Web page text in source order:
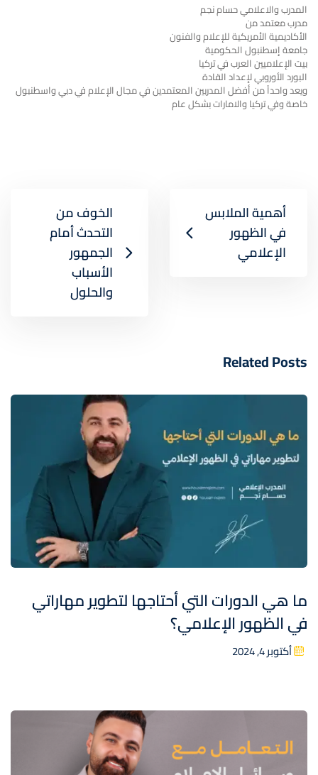
المدرب والاعلامي حسام نجم
مدرب معتمد من
الأكاديمية الأمريكية للإعلام والفنون
جامعة إسطنبول الحكومية
بيت الإعلاميين العرب في تركيا
البورد الأوروبي لإعداد القادة
ويعد واحداً من أفضل المدربين المعتمدين في مجال الإعلام في دبي واسطنبول
خاصة وفي تركيا والامارات بشكل عام
أهمية الملابس
في الظهور
الإعلامي
الخوف من
التحدث أمام
الجمهور
الأسباب
والحلول
Related Posts
ما هي الدورات التي أحتاجها لتطوير مهاراتي
في الظهور الإعلامي؟
أكتوبر 4, 2024